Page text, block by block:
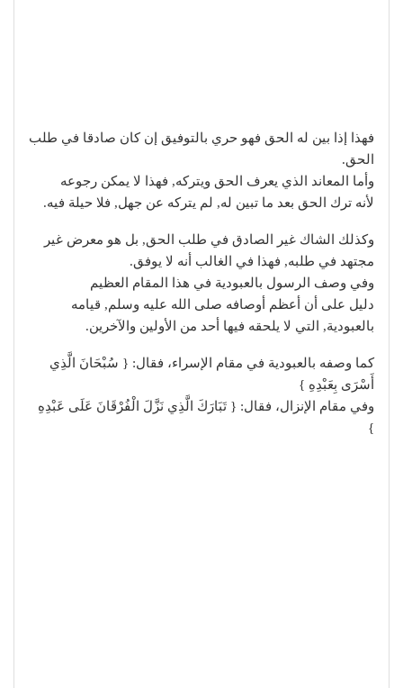
فهذا إذا بين له الحق فهو حري بالتوفيق إن كان صادقا في طلب
الحق.
وأما المعاند الذي يعرف الحق ويتركه, فهذا لا يمكن رجوعه
لأنه ترك الحق بعد ما تبين له, لم يتركه عن جهل, فلا حيلة فيه.
وكذلك الشاك غير الصادق في طلب الحق, بل هو معرض غير
مجتهد في طلبه, فهذا في الغالب أنه لا يوفق.
وفي وصف الرسول بالعبودية في هذا المقام العظيم
دليل على أن أعظم أوصافه صلى الله عليه وسلم, قيامه
بالعبودية, التي لا يلحقه فيها أحد من الأولين والآخرين.
كما وصفه بالعبودية في مقام الإسراء، فقال: { سُبْحَانَ الَّذِي
أَسْرَى بِعَبْدِهِ }
وفي مقام الإنزال، فقال: { تَبَارَكَ الَّذِي نَزَّلَ الْفُرْقَانَ عَلَى عَبْدِهِ
}